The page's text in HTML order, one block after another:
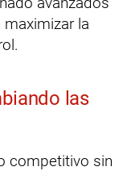
la
las
competitivo sin